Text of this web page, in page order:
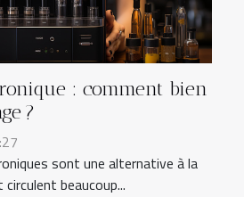
: comment bien
?
sont une alternative à la
beaucoup...